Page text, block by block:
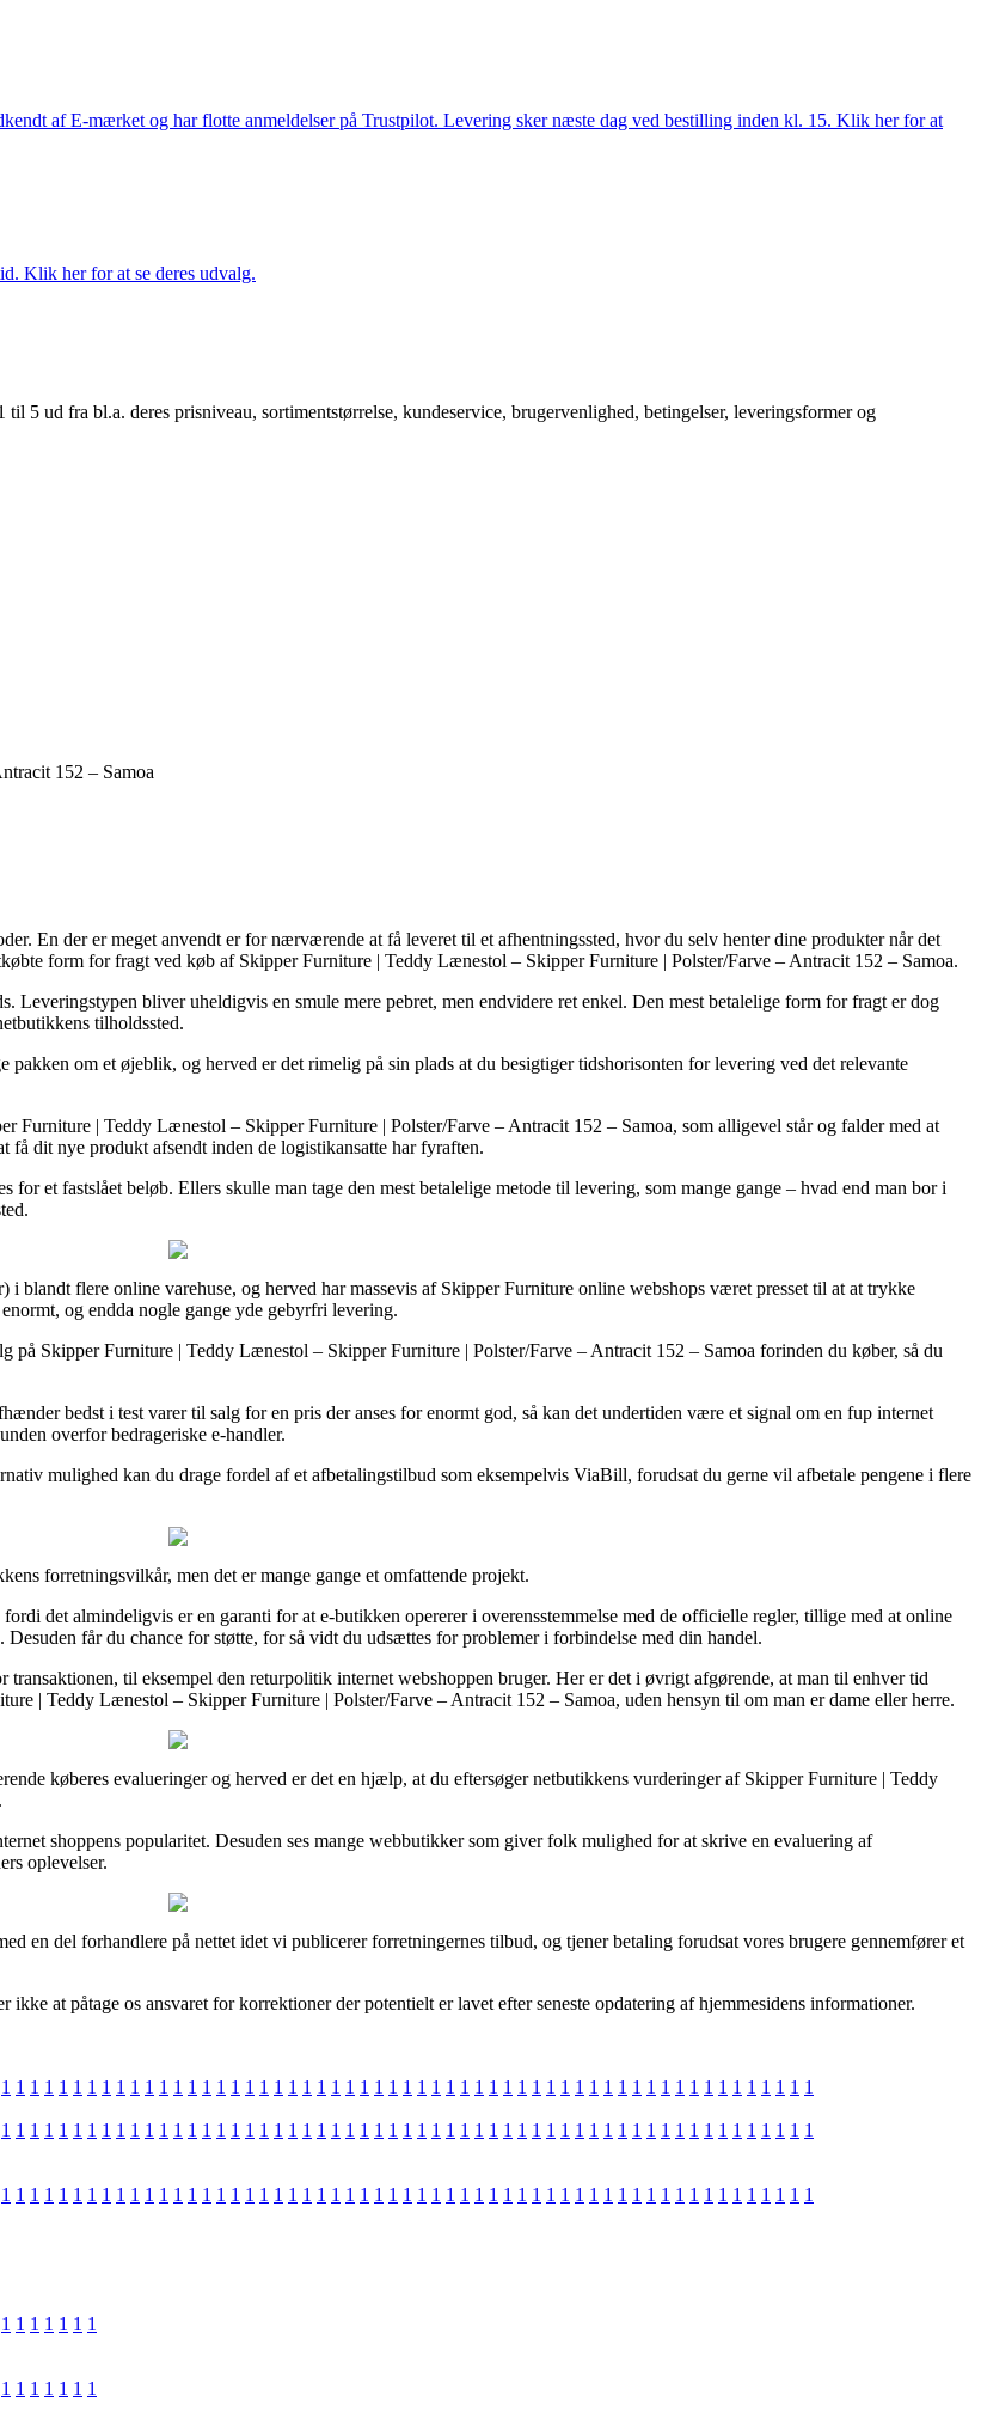
af E-mærket og har flotte anmeldelser på Trustpilot. Levering sker næste dag ved bestilling inden kl. 15. Klik her for at
Klik her for at se deres udvalg.
5 ud fra bl.a. deres prisniveau, sortimentstørrelse, kundeservice, brugervenlighed, betingelser, leveringsformer og
152 – Samoa
En der er meget anvendt er for nærværende at få leveret til et afhentningssted, hvor du selv henter dine produkter når det
form for fragt ved køb af Skipper Furniture | Teddy Lænestol – Skipper Furniture | Polster/Farve – Antracit 152 – Samoa.
bliver uheldigvis en smule mere pebret, men endvidere ret enkel. Den mest betalelige form for fragt er dog
tilholdssted.
om et øjeblik, og herved er det rimelig på sin plads at du besigtiger tidshorisonten for levering ved det relevante
Furniture | Teddy Lænestol – Skipper Furniture | Polster/Farve – Antracit 152 – Samoa, som alligevel står og falder med at
få dit nye produkt afsendt inden de logistikansatte har fyraften.
et fastslået beløb. Ellers skulle man tage den mest betalelige metode til levering, som mange gange – hvad end man bor i
blandt flere online varehuse, og herved har massevis af Skipper Furniture online webshops været presset til at at trykke
og endda nogle gange yde gebyrfri levering.
på Skipper Furniture | Teddy Lænestol – Skipper Furniture | Polster/Farve – Antracit 152 – Samoa forinden du køber, så du
bedst i test varer til salg for en pris der anses for enormt god, så kan det undertiden være et signal om en fup internet
overfor bedrageriske e-handler.
mulighed kan du drage fordel af et afbetalingstilbud som eksempelvis ViaBill, forudsat du gerne vil afbetale pengene i flere
forretningsvilkår, men det er mange gange et omfattende projekt.
det almindeligvis er en garanti for at e-butikken opererer i overensstemmelse med de officielle regler, tillige med at online
får du chance for støtte, for så vidt du udsættes for problemer i forbindelse med din handel.
til eksempel den returpolitik internet webshoppen bruger. Her er det i øvrigt afgørende, at man til enhver tid
| Teddy Lænestol – Skipper Furniture | Polster/Farve – Antracit 152 – Samoa, uden hensyn til om man er dame eller herre.
køberes evalueringer og herved er det en hjælp, at du eftersøger netbutikkens vurderinger af Skipper Furniture | Teddy
shoppens popularitet. Desuden ses mange webbutikker som giver folk mulighed for at skrive en evaluering af
oplevelser.
en del forhandlere på nettet idet vi publicerer forretningernes tilbud, og tjener betaling forudsat vores brugere gennemfører et
at påtage os ansvaret for korrektioner der potentielt er lavet efter seneste opdatering af hjemmesidens informationer.
1 1 1 1 1 1 1 1 1 1 1 1 1 1 1 1 1 1 1 1 1 1 1 1 1 1 1 1 1 1 1 1 1 1 1 1 1 1 1 1 1 1 1 1 1 1 1 1 1 1 1 1 1 1 1 1 1
1 1 1 1 1 1 1 1 1 1 1 1 1 1 1 1 1 1 1 1 1 1 1 1 1 1 1 1 1 1 1 1 1 1 1 1 1 1 1 1 1 1 1 1 1 1 1 1 1 1 1 1 1 1 1 1 1
1 1 1 1 1 1 1 1 1 1 1 1 1 1 1 1 1 1 1 1 1 1 1 1 1 1 1 1 1 1 1 1 1 1 1 1 1 1 1 1 1 1 1 1 1 1 1 1 1 1 1 1 1 1 1 1 1
1 1 1 1 1 1 1
1 1 1 1 1 1 1